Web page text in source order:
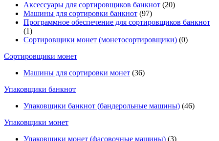
Аксессуары для сортировщиков банкнот (20)
Машины для сортировки банкнот (97)
Программное обеспечение для сортировщиков банкнот
(1)
Сортировщики монет (монетосортировщики) (0)
Сортировщики монет
Машины для сортировки монет (36)
Упаковщики банкнот
Упаковщики банкнот (бандерольные машины) (46)
Упаковщики монет
Упаковщики монет (фасовочные машины) (3)